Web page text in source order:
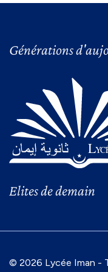
Générations
Elites de demain
© 2026 Lycée Iman -